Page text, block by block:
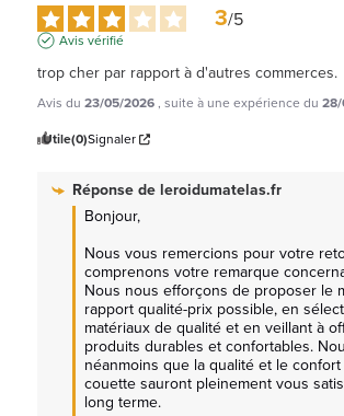
3/5
Avis vérifié
trop cher par rapport à d'autres commerces.
Avis du 23/05/2026, suite à une expérience du
Utile(0)Signaler
Réponse deleroidumatelas.fr
Bonjour,
Nous vous remercions pour votre
comprenons votre remarque
Nous nous efforçons de proposer le
rapport qualité-prix possible, en
matériaux de qualité et en veillant à
produits durables et confortables.
néanmoins que la qualité et le
couette sauront pleinement vous
long terme.